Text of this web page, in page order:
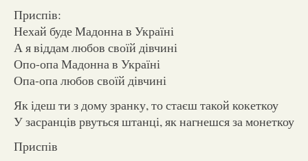
Приспів:
Нехай буде Мадонна в Україні
А я віддам любов своїй дівчині
Опо-опа Мадонна в Україні
Опа-опа любов своїй дівчині
Як ідеш ти з дому зранку, то стаєш такой кокеткоу
У засранців рвуться штанці, як нагнешся за монеткоу
Приспів